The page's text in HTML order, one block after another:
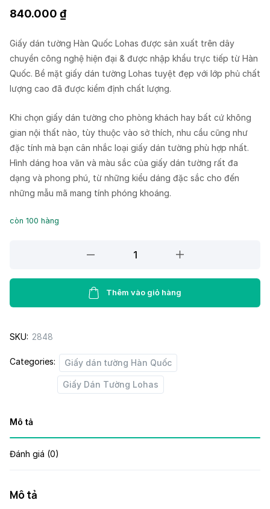
840.000 ₫
Giấy dán tường Hàn Quốc Lohas được sản xuất trên dây
chuyền công nghệ hiện đại & được nhập khẩu trực tiếp từ Hàn
Quốc. Bề mặt giấy dán tường Lohas tuyệt đẹp với lớp phủ chất
lượng cao đã được kiểm định chất lượng.
Khi chọn giấy dán tường cho phòng khách hay bất cứ không
gian nội thất nào, tùy thuộc vào sở thích, nhu cầu cũng như
đặc tính mà bạn cân nhắc loại giấy dán tường phù hợp nhất.
Hình dáng hoa văn và màu sắc của giấy dán tường rất đa
dạng và phong phú, từ những kiểu dáng đặc sắc cho đến
những mẫu mã mang tính phóng khoáng.
còn 100 hàng
tường
87408-
quantity
Thêm vào giỏ hàng
SKU: 2848
Categories: Giấy dán tường Hàn Quốc
Giấy Dán Tường Lohas
Mô tả
Đánh giá (0)
Mô tả